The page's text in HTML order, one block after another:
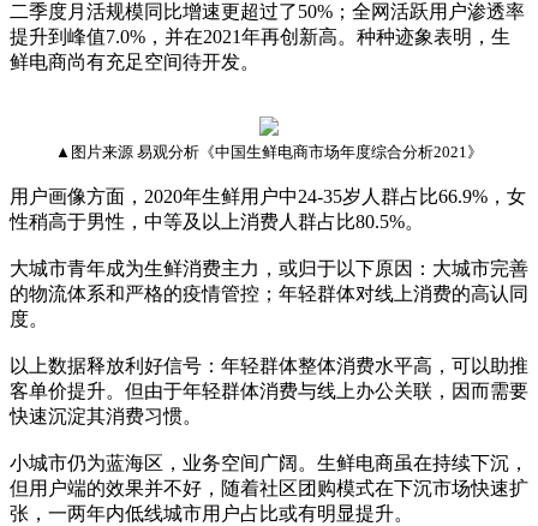
二季度月活规模同比增速更超过了50%；全网活跃用户渗透率
提升到峰值7.0%，并在2021年再创新高。种种迹象表明，生
鲜电商尚有充足空间待开发。
▲图片来源 易观分析《中国生鲜电商市场年度综合分析2021》
用户画像方面，2020年生鲜用户中24-35岁人群占比66.9%，女
性稍高于男性，中等及以上消费人群占比80.5%。
大城市青年成为生鲜消费主力，或归于以下原因：大城市完善
的物流体系和严格的疫情管控；年轻群体对线上消费的高认同
度。
以上数据释放利好信号：年轻群体整体消费水平高，可以助推
客单价提升。但由于年轻群体消费与线上办公关联，因而需要
快速沉淀其消费习惯。
小城市仍为蓝海区，业务空间广阔。生鲜电商虽在持续下沉，
但用户端的效果并不好，随着社区团购模式在下沉市场快速扩
张，一两年内低线城市用户占比或有明显提升。